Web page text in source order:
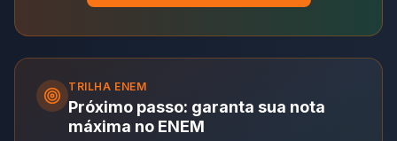
TRILHA ENEM
Próximo passo: garanta sua nota
máxima no ENEM